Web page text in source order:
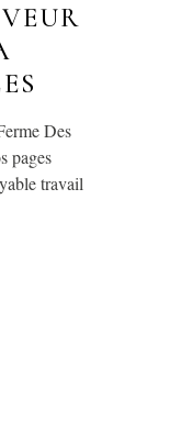
Des
pages
travail